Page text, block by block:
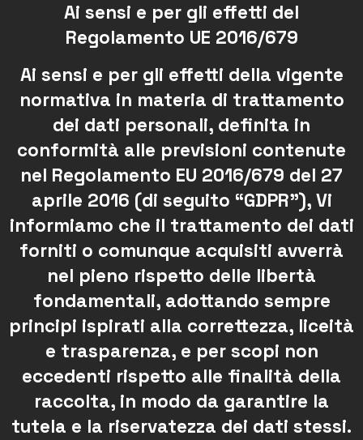
Ai sensi e per gli effetti del
Regolamento UE 2016/679
Ai sensi e per gli effetti della vigente
normativa in materia di trattamento
dei dati personali, definita in
conformità alle previsioni contenute
nel Regolamento EU 2016/679 del 27
aprile 2016 (di seguito “GDPR”), Vi
informiamo che il trattamento dei dati
forniti o comunque acquisiti avverrà
nel pieno rispetto delle libertà
fondamentali, adottando sempre
principi ispirati alla correttezza, liceità
e trasparenza, e per scopi non
eccedenti rispetto alle finalità della
raccolta, in modo da garantire la
tutela e la riservatezza dei dati stessi.